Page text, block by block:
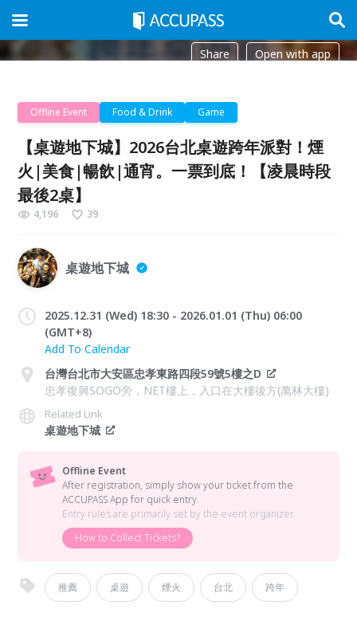
Share Open with app
Offline Event Food & Drink Game
【桌遊地下城】2026台北桌遊跨年派對！煙
火|美食|暢飲|通宵。一票到底！【凌晨時段
最後2桌】
4,196 39
桌遊地下城
2025.12.31 (Wed) 18:30 - 2026.01.01 (Thu) 06:00
(GMT+8)
Add To Calendar
台灣台北市大安區忠孝東路四段59號5樓之D
忠孝復興SOGO旁，NET樓上，入口在大樓後方(萬林大樓)
Related Link
桌遊地下城
Offline Event
After registration, simply show your ticket from the
ACCUPASS App for quick entry.
Entry rules are primarily set by the event organizer.
How to Collect Tickets?
推薦 桌遊 煙火 台北 跨年